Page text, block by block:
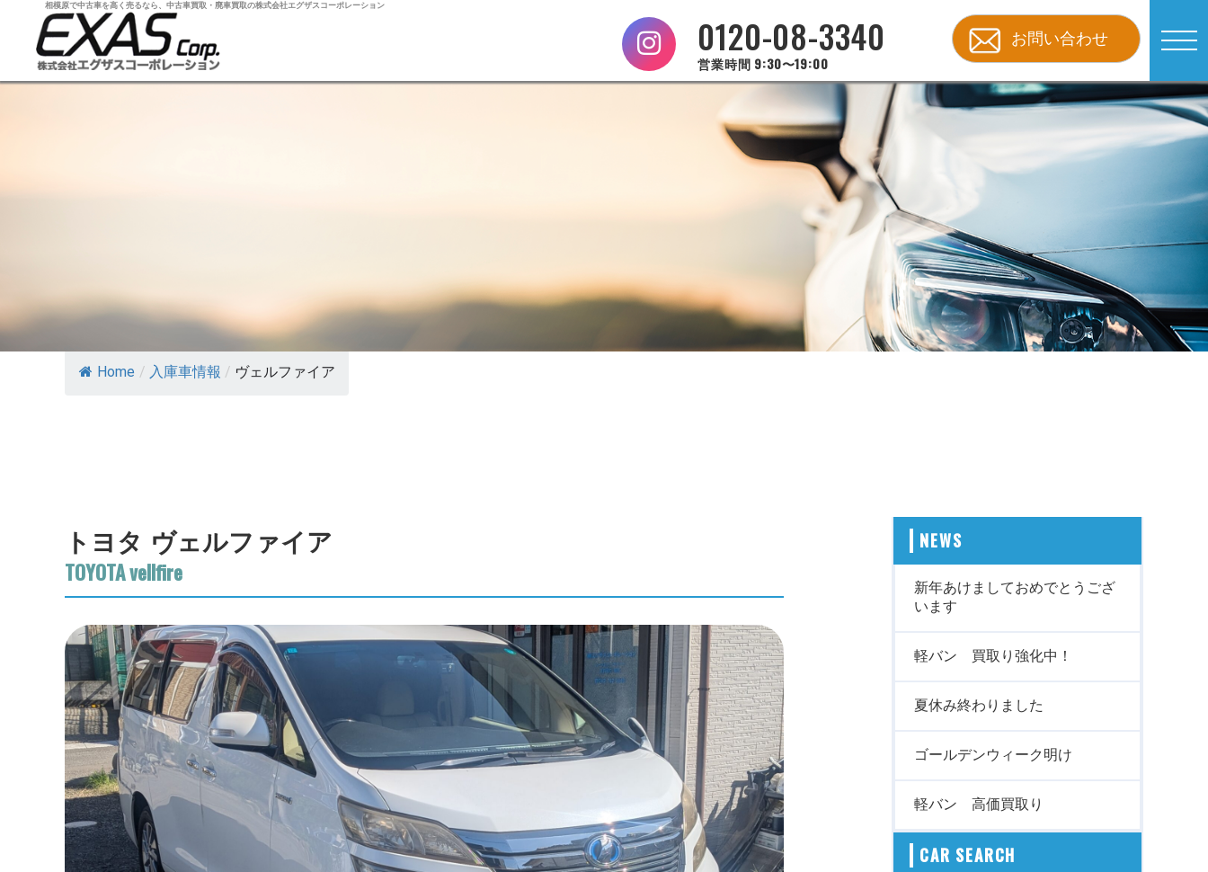
相模原で中古車を高く売るなら、中古車買取・廃車買取の株式会社エグザスコーポレーション
0120-08-3340
営業時間 9:30〜19:00
お問い合わせ
Home / 入庫車情報 / ヴェルファイア
トヨタ ヴェルファイア
TOYOTA vellfire
NEWS
新年あけましておめでとうござ
います
軽バン 買取り強化中！
夏休み終わりました
ゴールデンウィーク明け
軽バン 高価買取り
CAR SEARCH